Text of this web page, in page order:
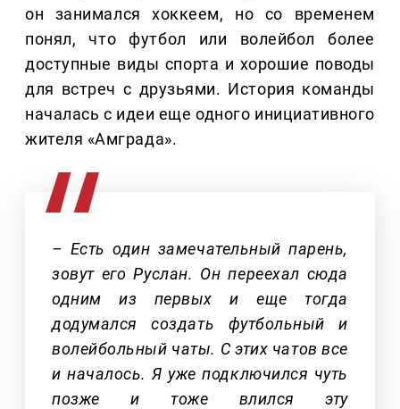
он занимался хоккеем, но со временем
понял, что футбол или волейбол более
доступные виды спорта и хорошие поводы
для встреч с друзьями. История команды
началась с идеи еще одного инициативного
жителя «Амграда».
– Есть один замечательный парень,
зовут его Руслан. Он переехал сюда
одним из первых и еще тогда
додумался создать футбольный и
волейбольный чаты. С этих чатов все
и началось. Я уже подключился чуть
позже и тоже влился эту